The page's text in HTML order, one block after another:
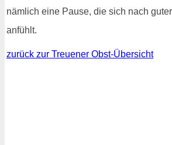
nämlich eine Pause, die sich nach
anfühlt.
zurück zur Treuener Obst-Übersicht